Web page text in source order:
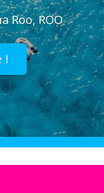
Roo, ROO
!